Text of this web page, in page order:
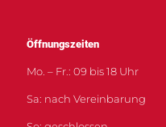
Öffnungszeiten
Mo. – Fr.: 09 bis 18 Uhr
Sa: nach Vereinbarung